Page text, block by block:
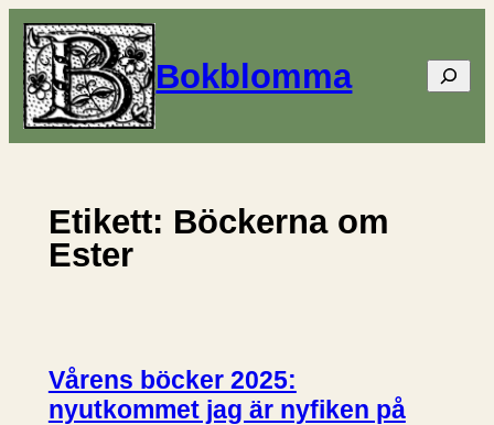
Hoppa
till
innehåll
Bokblomma Sök
Etikett: Böckerna om
Ester
Vårens böcker 2025:
nyutkommet jag är nyfiken på